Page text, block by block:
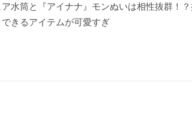
ア水筒と『アイナナ』モンぬいは相性抜群！
できるアイテムが可愛すぎ